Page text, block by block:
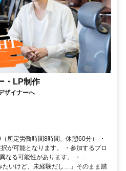
・LP制作
ザイナーへ
所定労働時間8時間、休憩60分） ・
が可能となります。 ・参加するプロ
なる可能性があります。 ・...
たいけど、未経験だし…」そのまま踏